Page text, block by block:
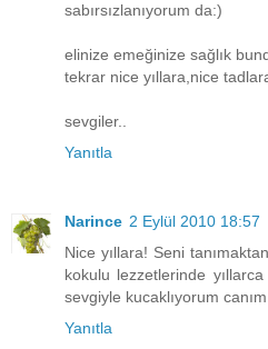
sabırsızlanıyorum da:)
elinize emeğinize sağlık
tekrar nice yıllara,nice
sevgiler..
Yanıtla
Narince 2 Eylül 2010 18:57
Nice yıllara! Seni
kokulu lezzetlerinde
sevgiyle kucaklıyorum
Yanıtla